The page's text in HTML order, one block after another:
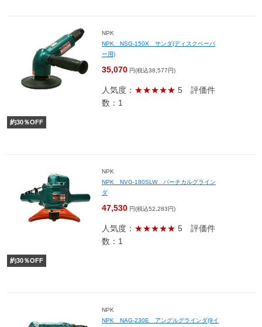
NPK
NPK NSG-150X サンダ(ディスクペーパ
ー用)
35,070 円(税込38,577円)
人気度： ★★★★★ 5 評価件
数：1
約30％OFF
NPK
NPK NVG-180SLW バーチカルグライン
ダ
47,530 円(税込52,283円)
人気度： ★★★★★ 5 評価件
数：1
約30％OFF
NPK
NPK NAG-230E アングルグラインダ(9イ